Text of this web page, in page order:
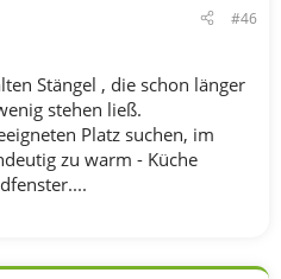
#46
Stängel , die schon länger
stehen ließ.
Platz suchen, im
zu warm - Küche